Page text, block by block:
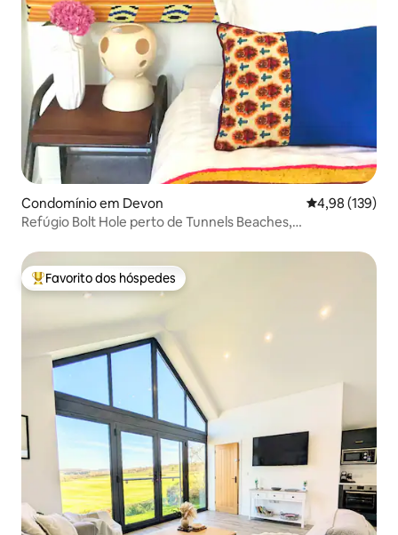
Condomínio em Devon Classificação
4,98 (139)
Refúgio Bolt Hole perto de Tunnels Beaches,
Favoritos dos hóspedes mais apreciados
Favorito dos hóspedes